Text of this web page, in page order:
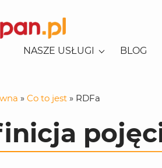
NASZE USŁUGI
SKLEPÓW
REKLAMOWE
W GOOGLE
NA FACEBOOKU
NA TIKTOKU
MODE
MEDIA
BLOG
» Co to jest » RDFa